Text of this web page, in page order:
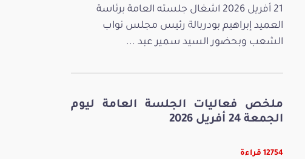
21 أفريل 2026 اشغال جلسته العامة برئاسة
العميد إبراهيم بودربالة رئيس مجلس نواب
الشعب وبحضور السيد سمير عبد ...
ملخص فعاليات الجلسة العامة ليوم
الجمعة 24 أفريل 2026
12754 قراءة